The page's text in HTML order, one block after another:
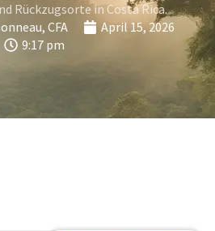
Rückzugsorte in Costa Rica.
CFA
April 15, 2026
9:17 pm